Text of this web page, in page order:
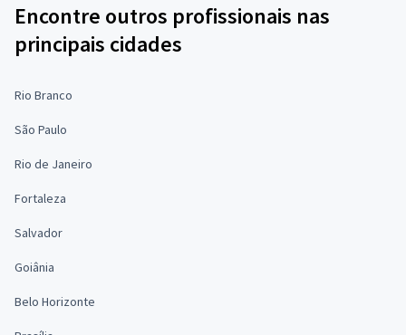
Encontre outros profissionais nas
principais cidades
Rio Branco
São Paulo
Rio de Janeiro
Fortaleza
Salvador
Goiânia
Belo Horizonte